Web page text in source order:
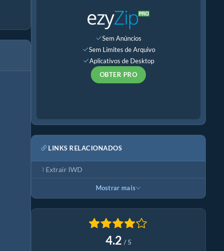
Sem Anúncios
Sem Limites de Arquivo
Aplicativos de Desktop
OBTER PRO
LINKS RELACIONADOS
Extrair IWD
Mostrar mais
4.2 / 5